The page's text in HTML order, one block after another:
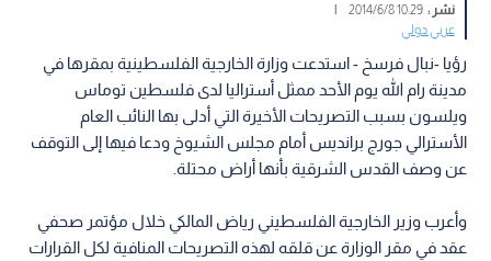
نشر :10:29 2014/6/8
|
عربي دولي
رؤيا -نبال فرسخ - استدعت وزارة الخارجية الفلسطينية بمقرها في
مدينة رام الله يوم الأحد ممثل أستراليا لدى فلسطين توماس
ويلسون بسبب التصريحات الأخيرة التي أدلى بها النائب العام
الأسترالي جورج برانديس أمام مجلس الشيوخ ودعا فيها إلى التوقف
عن وصف القدس الشرقية بأنها أراض محتلة.
وأعرب وزير الخارجية الفلسطيني رياض المالكي خلال مؤتمر صحفي
عقد في مقر الوزارة عن قلقه لهذه التصريحات المنافية لكل القرارات